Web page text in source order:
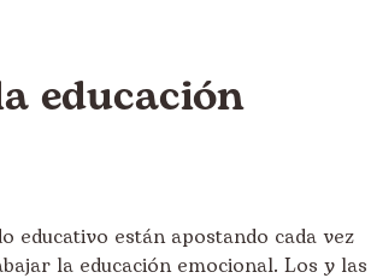
educación
educativo están apostando cada vez
la educación emocional. Los y las